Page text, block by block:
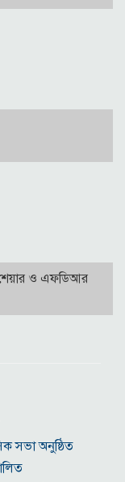
ও এফডিআর
সভা অনুষ্ঠিত